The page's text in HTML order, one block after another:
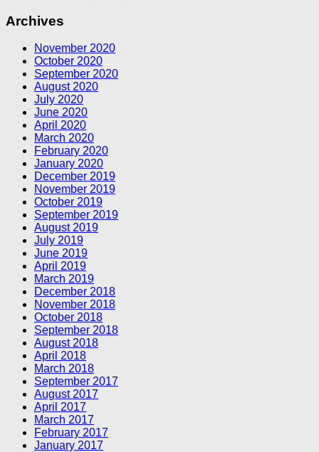
Archives
November 2020
October 2020
September 2020
August 2020
July 2020
June 2020
April 2020
March 2020
February 2020
January 2020
December 2019
November 2019
October 2019
September 2019
August 2019
July 2019
June 2019
April 2019
March 2019
December 2018
November 2018
October 2018
September 2018
August 2018
April 2018
March 2018
September 2017
August 2017
April 2017
March 2017
February 2017
January 2017